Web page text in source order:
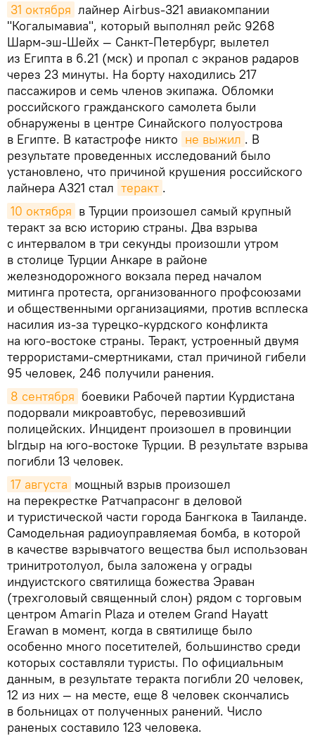
31 октября лайнер Airbus-321 авиакомпании
"Когалымавиа", который выполнял рейс 9268
Шарм-эш-Шейх — Санкт-Петербург, вылетел
из Египта в 6.21 (мск) и пропал с экранов радаров
через 23 минуты. На борту находились 217
пассажиров и семь членов экипажа. Обломки
российского гражданского самолета были
обнаружены в центре Синайского полуострова
в Египте. В катастрофе никто не выжил . В
результате проведенных исследований было
установлено, что причиной крушения российского
лайнера A321 стал теракт .
10 октября в Турции произошел самый крупный
теракт за всю историю страны. Два взрыва
с интервалом в три секунды произошли утром
в столице Турции Анкаре в районе
железнодорожного вокзала перед началом
митинга протеста, организованного профсоюзами
и общественными организациями, против всплеска
насилия из-за турецко-курдского конфликта
на юго-востоке страны. Теракт, устроенный двумя
террористами-смертниками, стал причиной гибели
95 человек, 246 получили ранения.
8 сентября боевики Рабочей партии Курдистана
подорвали микроавтобус, перевозивший
полицейских. Инцидент произошел в провинции
Ыгдыр на юго-востоке Турции. В результате взрыва
погибли 13 человек.
17 августа мощный взрыв произошел
на перекрестке Ратчапрасонг в деловой
и туристической части города Бангкока в Таиланде.
Самодельная радиоуправляемая бомба, в которой
в качестве взрывчатого вещества был использован
тринитротолуол, была заложена у ограды
индуистского святилища божества Эраван
(трехголовый священный слон) рядом с торговым
центром Amarin Plaza и отелем Grand Hayatt
Erawan в момент, когда в святилище было
особенно много посетителей, большинство среди
которых составляли туристы. По официальным
данным, в результате теракта погибли 20 человек,
12 из них — на месте, еще 8 человек скончались
в больницах от полученных ранений. Число
раненых составило 123 человека.